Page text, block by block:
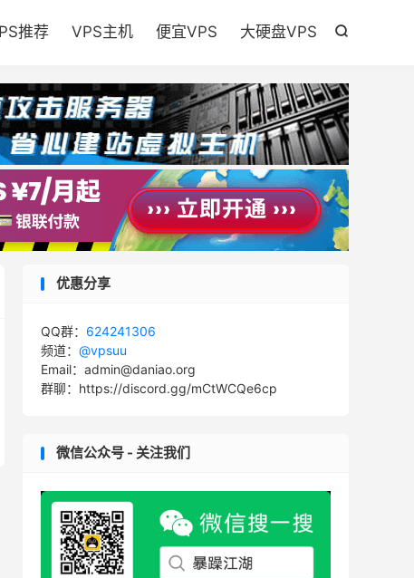

推荐 VPS主机 便宜VPS 大硬盘VPS
优惠分享
QQ群： 624241306
频道： @vpsuu
Email：admin@daniao.org
群聊：https://discord.gg/mCtWCQe6cp
微信公众号 - 关注我们